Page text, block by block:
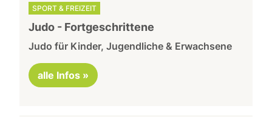
SPORT & FREIZEIT
Judo - Fortgeschrittene
Judo für Kinder, Jugendliche & Erwachsene
alle Infos »